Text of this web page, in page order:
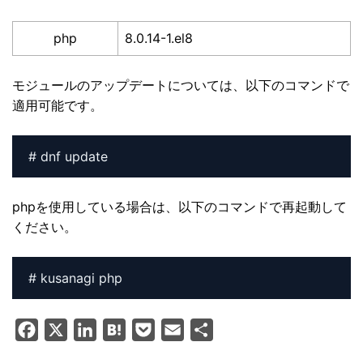
php 8.0.14-1.el8
モジュールのアップデートについては、以下のコマンドで
適用可能です。
# dnf update
phpを使用している場合は、以下のコマンドで再起動して
ください。
# kusanagi php